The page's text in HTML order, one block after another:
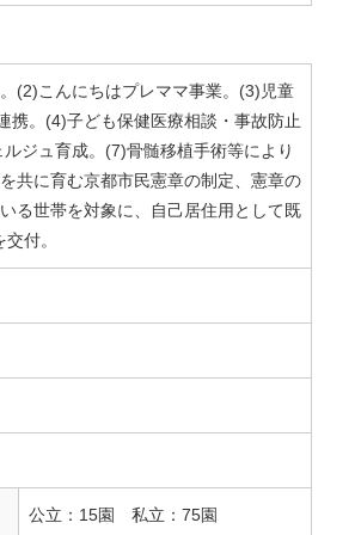
(2)こんにちはプレママ事業。(3)児童
携。(4)子ども保健医療相談・事故防止
ジュ育成。(7)骨髄移植手術等により
共に育む京都市民憲章の制定、憲章の
る世帯を対象に、自己居住用として既
付。
公立：15園 私立：75園